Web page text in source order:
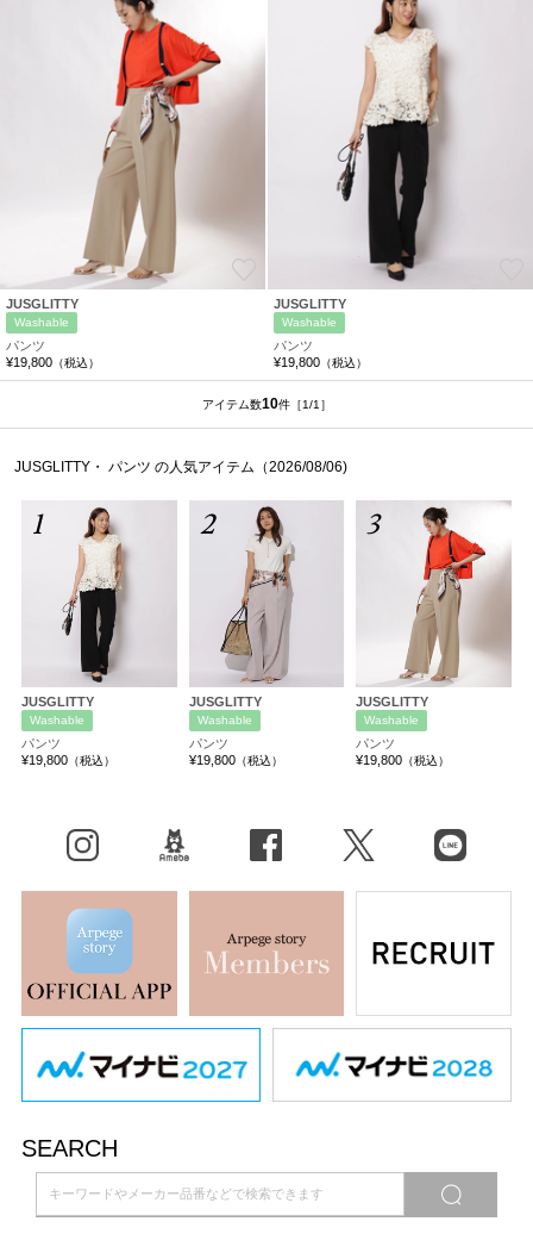
JUSGLITTY
Washable
パンツ
¥19,800 （税込）
JUSGLITTY
Washable
パンツ
¥19,800 （税込）
アイテム数10件［1/1］
JUSGLITTY・ パンツ の人気アイテム（2026/08/06)
1
JUSGLITTY
Washable
パンツ
¥19,800（税込）
2
JUSGLITTY
Washable
パンツ
¥19,800（税込）
3
JUSGLITTY
Washable
パンツ
¥19,800 （税込）
X（旧Twitter） LINE
SEARCH